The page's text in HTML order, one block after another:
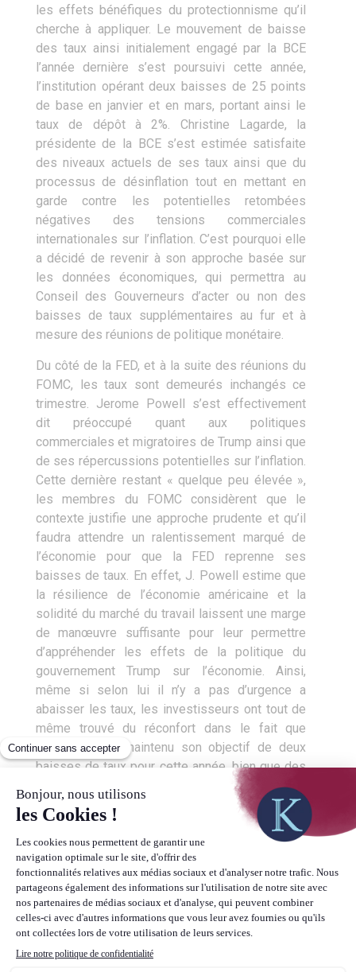
les effets bénéfiques du protectionnisme qu’il
cherche à appliquer. Le mouvement de baisse
des taux ainsi initialement engagé par la BCE
l’année dernière s’est poursuivi cette année,
l’institution opérant deux baisses de 25 points
de base en janvier et en mars, portant ainsi le
taux de dépôt à 2%. Christine Lagarde, la
présidente de la BCE s’est estimée satisfaite
des niveaux actuels de ses taux ainsi que du
processus de désinflation tout en mettant en
garde contre les potentielles retombées
négatives des tensions commerciales
internationales sur l’inflation. C’est pourquoi elle
a décidé de revenir à son approche basée sur
les données économiques, qui permettra au
Conseil des Gouverneurs d’acter ou non des
baisses de taux supplémentaires au fur et à
mesure des réunions de politique monétaire.
Du côté de la FED, et à la suite des réunions du
FOMC, les taux sont demeurés inchangés ce
trimestre. Jerome Powell s’est effectivement
dit préoccupé quant aux politiques
commerciales et migratoires de Trump ainsi que
de ses répercussions potentielles sur l’inflation.
Cette dernière restant « quelque peu élevée »,
les membres du FOMC considèrent que le
contexte justifie une approche prudente et qu’il
faudra attendre un ralentissement marqué de
l’économie pour que la FED reprenne ses
baisses de taux. En effet, J. Powell estime que
la résilience de l’économie américaine et la
solidité du marché du travail laissent une marge
de manœuvre suffisante pour leur permettre
d’appréhender les effets de la politique du
gouvernement Trump sur l’économie. Ainsi,
même si selon lui il n’y a pas d’urgence a
abaisser les taux, les investisseurs ont tout de
même trouvé du réconfort dans le fait que
l’institution ait maintenu son objectif de deux
baisses de taux pour cette année, bien que des
divergences de stratégies apparaissent entre
les membres du FOMC.
Le facteur géopolitique toujours
central
Vous l’aurez ainsi constaté, la sphère
géopolitique et politique joue toujours un rôle
prépondérant sur l’économie, que ce soit via les
l’activité, la perception des ménages, des